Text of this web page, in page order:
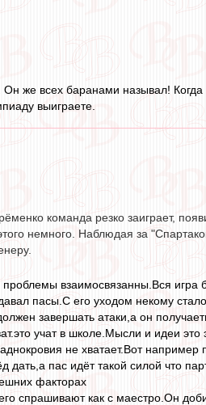
же всех баранами называл!
выиграете.
команда резко заиграет,
немного. Наблюдая за
взаимосвязанны.Вся
пасы.С его уходом некому
завершать атаки,а он
учат в школе.Мысли и идеи
не хватает.Вот
пас идёт такой силой что
факторах
спрашивают как с маестро.Он